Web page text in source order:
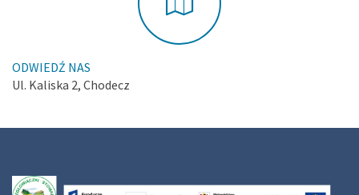
ODWIEDŹ NAS
Ul. Kaliska 2, Chodecz